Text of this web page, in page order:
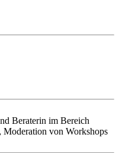
Beraterin im Bereich
von Workshops